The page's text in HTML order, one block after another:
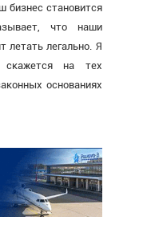
бизнес становится
что наши
летать легально. Я
скажется на тех
основаниях